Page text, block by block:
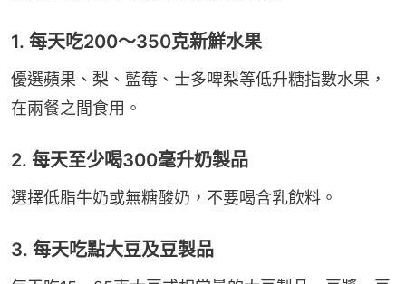
1. 每天吃200～350克新鮮水果
優選蘋果、梨、藍莓、士多啤梨等低升糖指數水果，
在兩餐之間食用。
2. 每天至少喝300毫升奶製品
選擇低脂牛奶或無糖酸奶，不要喝含乳飲料。
3. 每天吃點大豆及豆製品